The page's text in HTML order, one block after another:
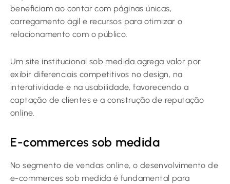
beneficiam ao contar com páginas únicas,
carregamento ágil e recursos para otimizar o
relacionamento com o público.
Um site institucional sob medida agrega valor por
exibir diferenciais competitivos no design, na
interatividade e na usabilidade, favorecendo a
captação de clientes e a construção de reputação
online.
E-commerces sob medida
No segmento de vendas online, o desenvolvimento de
e-commerces sob medida é fundamental para